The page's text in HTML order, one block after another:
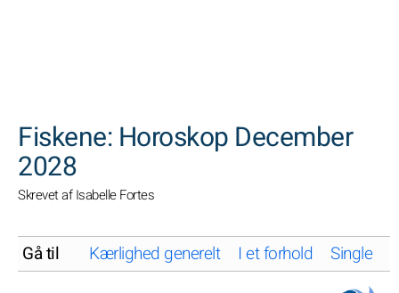
Fiskene: Horoskop December
2028
Skrevet af Isabelle Fortes
Gå til Kærlighed generelt I et forhold Single